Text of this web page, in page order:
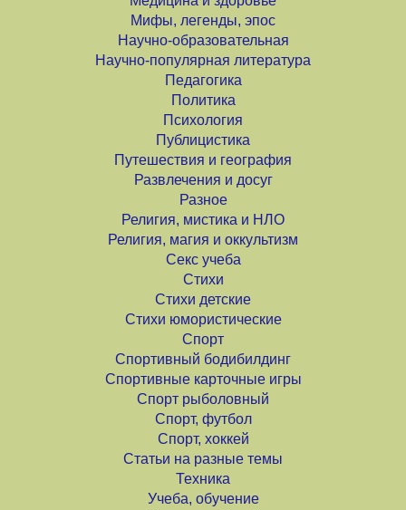
Мифы, легенды, эпос
Научно-образовательная
Научно-популярная литература
Педагогика
Политика
Психология
Публицистика
Путешествия и география
Развлечения и досуг
Разное
Религия, мистика и НЛО
Религия, магия и оккультизм
Секс учеба
Стихи
Стихи детские
Стихи юмористические
Спорт
Спортивный бодибилдинг
Спортивные карточные игры
Спорт рыболовный
Спорт, футбол
Спорт, хоккей
Статьи на разные темы
Техника
Учеба, обучение